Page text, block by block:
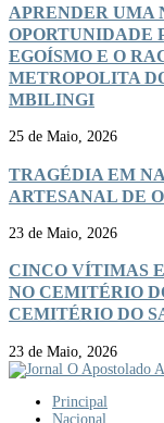
APRENDER UMA
OPORTUNIDADE
EGOÍSMO E O
METROPOLITA
MBILINGI
25 de Maio, 2026
TRAGÉDIA EM
ARTESANAL DE
23 de Maio, 2026
CINCO VÍTIMAS
NO CEMITÉRIO
CEMITÉRIO DO
23 de Maio, 2026
Principal
Nacional